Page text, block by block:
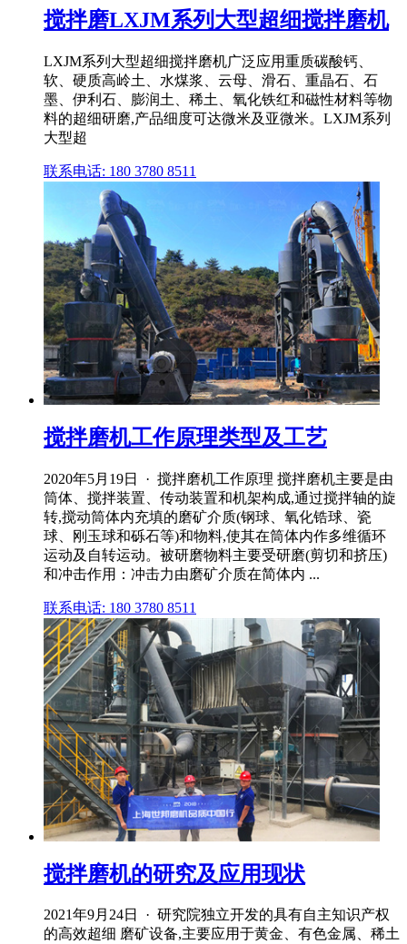
搅拌磨LXJM系列大型超细搅拌磨机
LXJM系列大型超细搅拌磨机广泛应用重质碳酸钙、
软、硬质高岭土、水煤浆、云母、滑石、重晶石、石
墨、伊利石、膨润土、稀土、氧化铁红和磁性材料等物
料的超细研磨,产品细度可达微米及亚微米。LXJM系列
大型超
联系电话: 180 3780 8511
搅拌磨机工作原理类型及工艺
2020年5月19日 · 搅拌磨机工作原理 搅拌磨机主要是由
筒体、搅拌装置、传动装置和机架构成,通过搅拌轴的旋
转,搅动筒体内充填的磨矿介质(钢球、氧化锆球、瓷
球、刚玉球和砾石等)和物料,使其在筒体内作多维循环
运动及自转运动。被研磨物料主要受研磨(剪切和挤压)
和冲击作用：冲击力由磨矿介质在简体内 ...
联系电话: 180 3780 8511
搅拌磨机的研究及应用现状
2021年9月24日 · 研究院独立开发的具有自主知识产权
的高效超细 磨矿设备,主要应用于黄金、有色金属、稀土